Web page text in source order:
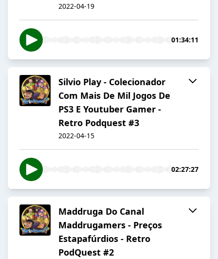
2022-04-19
01:34:11
Silvio Play - Colecionador
Com Mais De Mil Jogos De
PS3 E Youtuber Gamer -
Retro Podquest #3
2022-04-15
02:27:27
Maddruga Do Canal
Maddrugamers - Preços
Estapafúrdios - Retro
PodQuest #2